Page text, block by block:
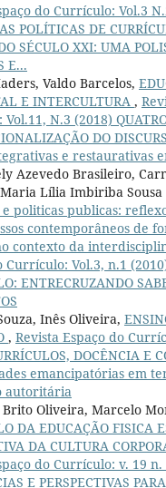
do Currículo: Vol.3
POLÍTICAS DE
SÉCULO XXI: UMA
E...
Valdo Barcelos,
E INTERCULTURA ,
N.3 (2018)
DO
e restaurativas
Azevedo Brasileiro,
Lília Imbiriba Sousa
politicas publicas:
contemporâneos de
contexto da
Currículo: Vol.3, n.1
ENTRECRUZANDO
Inês Oliveira,
, Revista Espaço do
DOCÊNCIA E
emancipatórias em
autoritária
Oliveira, Marcelo
DA EDUCAÇÃO FISICA
DA CULTURA
do Currículo: v. 19 n.
E PERSPECTIVAS